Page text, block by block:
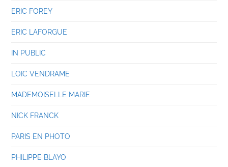
ERIC FOREY
ERIC LAFORGUE
IN PUBLIC
LOIC VENDRAME
MADEMOISELLE MARIE
NICK FRANCK
PARIS EN PHOTO
PHILIPPE BLAYO